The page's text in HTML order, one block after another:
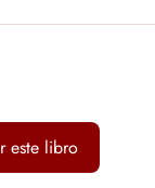
este libro